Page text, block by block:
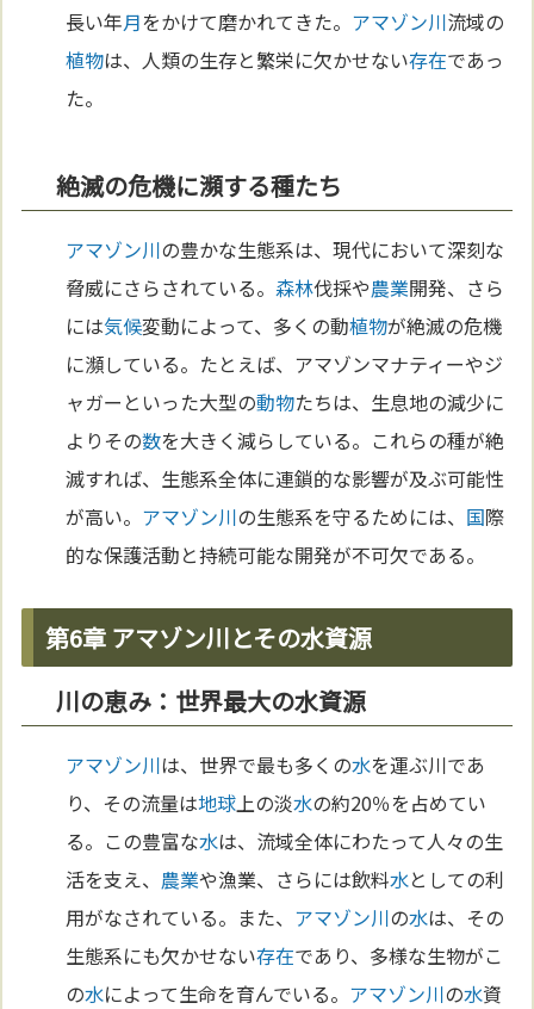
長い年月をかけて磨かれてきた。 アマゾン川流域の
植物は、人類の生存と繁栄に欠かせない存在であっ
た。
絶滅の危機に瀕する種たち
アマゾン川の豊かな生態系は、現代において深刻な
脅威にさらされている。 森林伐採や農業開発、さら
には気候変動によって、多くの動植物が絶滅の危機
に瀕している。たとえば、アマゾンマナティーやジ
ャガーといった大型の動物たちは、生息地の減少に
よりその数を大きく減らしている。これらの種が絶
滅すれば、生態系全体に連鎖的な影響が及ぶ可能性
が高い。 アマゾン川の生態系を守るためには、 国際
的な保護活動と持続可能な開発が不可欠である。
第6章 アマゾン川とその水資源
川の恵み：世界最大の水資源
アマゾン川は、世界で最も多くの水を運ぶ川であ
り、その流量は地球 上の淡水の約20％を占めてい
る。この豊富な水は、流域全体にわたって人々の生
活を支え、 農業や漁業、さらには飲料水としての利
用がなされている。また、 アマゾン川の水は、その
生態系にも欠かせない存在であり、多様な生物がこ
の水によって生命を育んでいる。 アマゾン川の水資